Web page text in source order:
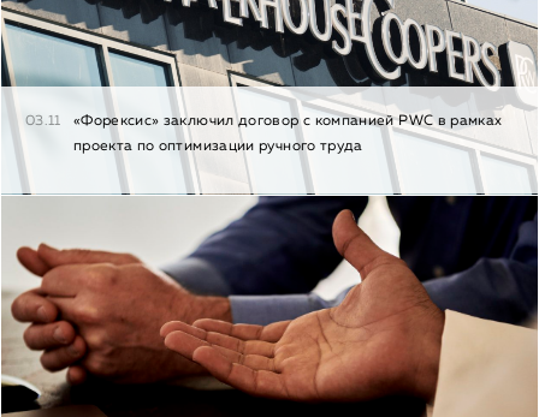
03.11
«Форексис» заключил договор с компанией PWC в рамках
проекта по оптимизации ручного труда